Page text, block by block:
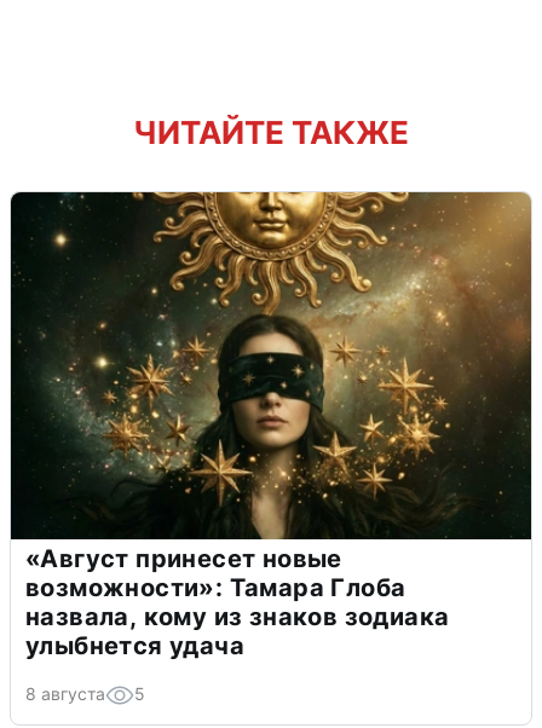
ЧИТАЙТЕ ТАКЖЕ
«Август принесет новые
возможности»: Тамара Глоба
назвала, кому из знаков зодиака
улыбнется удача
8 августа 5